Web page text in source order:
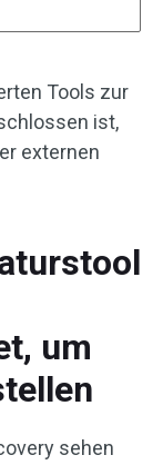
Tools zur
ist,
externen
um
sehen